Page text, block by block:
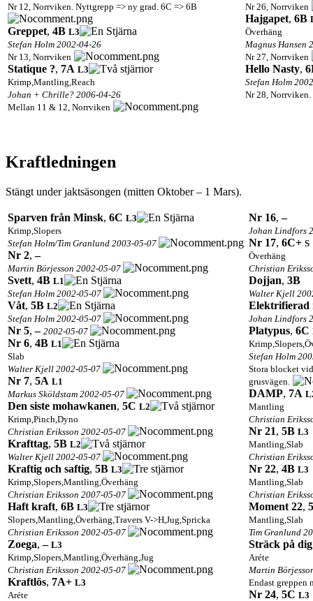
Nr 12, Norrviken. Nyttgrepp => ny grad. 6C => 6B
Greppet, 4B L3
Stefan Holm 2002-04-26
Nr 13, Norrviken
Statique ?, 7A L3
Krimp,Mantling,Reach
Johan + Chrille? 2006-04-26
Mellan 11 & 12, Norrviken
Nr 26, Norrviken
Hajgapet, 6B
Överhäng
Magnus Hansen
Nr 27, Norrviken
Hello Nasty,
Stefan Holm
Nr 28,
Kraftledningen
Stängt under jaktsäsongen (mitten Oktober – 1 Mars).
Sparven från Minsk, 6C L3
Krimp,Slopers
Stefan Holm/Tim Granlund 2003-05-07
Nr 2,–
Martin Börjesson 2002-05-07
Svett, 4B L1
Stefan Holm 2002-05-07
Våt, 5B L2
Stefan Holm 2002-05-07
Nr 5,– 2002-05-07
Nr 6, 4B L1
Slab
Walter Kjell 2002-05-07
Nr 7, 5A L1
Markus Sköldstam 2002-05-07
Den siste mohawkanen, 5C L2
Krimp,Pinch,Dyno
Christian Eriksson 2002-05-07
Krafttag, 5B L2
Walter Kjell 2002-05-07
Kraftig och saftig, 5B L3
Krimp,Slopers,Mantling,Överhäng
Christian Eriksson 2007-05-07
Haft kraft, 6B L3
Slopers,Mantling,Överhäng,Travers V->H,Jug,Spricka
Christian Eriksson 2002-05-07
Zoega,– L3
Krimp,Slopers,Mantling,Överhäng,Jug
Christian Eriksson 2002-05-07
Kraftlös, 7A+ L3
Aréte
Nr 16,–
Johan Lindfors
Nr 17, 6C+ S
Överhäng
Christian
Dojjan, 3B
Walter Kjell
Elektrifierad
Johan Lindfors
Platypus, 6C
Stefan Holm
Stora blocket
grusvägen.
DAMP, 7A
Mantling
Christian
Nr 21, 5B L3
Mantling,Slab
Christian
Nr 22, 4B L3
Mantling,Slab
Christian
Moment 22,
Mantling,Slab
Tim Granlund
Sträck på dig
Aréte
Martin
Endast greppen
Nr 24, 5C L3